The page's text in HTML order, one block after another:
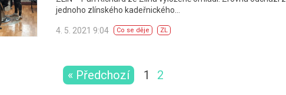
jednoho zlínského kadeřnického…
4. 5. 2021 9:04 Co se děje ZL
« Předchozí 1 2